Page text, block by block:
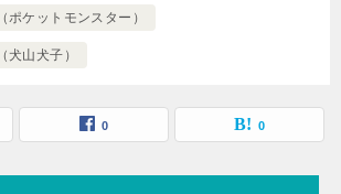
ポケットモンスター）
犬山犬子）
0 0